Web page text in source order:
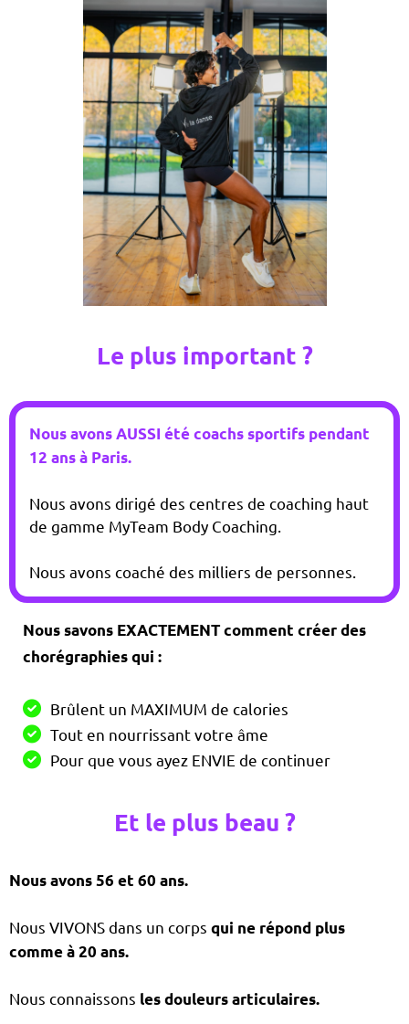
Le plus important ?
Nous avons AUSSI été coachs sportifs pendant
12 ans à Paris.
Nous avons dirigé des centres de coaching haut
de gamme MyTeam Body Coaching.
Nous avons coaché des milliers de personnes.
Nous savons EXACTEMENT comment créer des
chorégraphies qui :
Brûlent un MAXIMUM de calories
Tout en nourrissant votre âme
Pour que vous ayez ENVIE de continuer
Et le plus beau ?
Nous avons 56 et 60 ans.
Nous VIVONS dans un corps qui ne répond plus
comme à 20 ans.
Nous connaissons les douleurs articulaires.